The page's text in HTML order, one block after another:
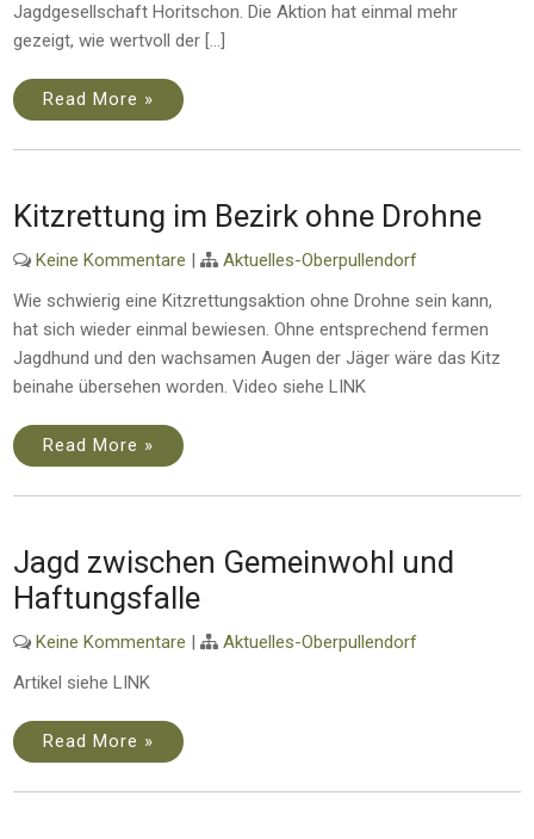
Jagdgesellschaft Horitschon. Die Aktion hat einmal mehr
gezeigt, wie wertvoll der […]
Read More »
Kitzrettung im Bezirk ohne Drohne
Keine Kommentare |
Aktuelles-Oberpullendorf
Wie schwierig eine Kitzrettungsaktion ohne Drohne sein kann,
hat sich wieder einmal bewiesen. Ohne entsprechend fermen
Jagdhund und den wachsamen Augen der Jäger wäre das Kitz
beinahe übersehen worden. Video siehe LINK
Read More »
Jagd zwischen Gemeinwohl und
Haftungsfalle
Keine Kommentare |
Aktuelles-Oberpullendorf
Artikel siehe LINK
Read More »